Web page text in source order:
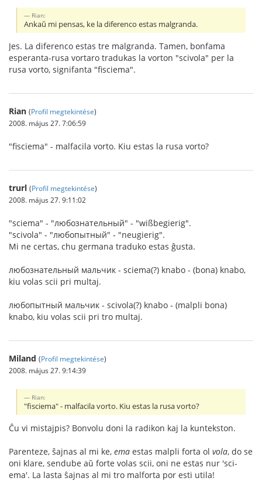
Rian:
Ankaŭ mi pensas, ke la diferenco estas malgranda.
Jes. La diferenco estas tre malgranda. Tamen, bonfama
esperanta-rusa vortaro tradukas la vorton "scivola" per la
rusa vorto, signifanta "fisciema".
Rian (Profil megtekintése)
2008. május 27. 7:06:59
"fisciema" - malfacila vorto. Kiu estas la rusa vorto?
trurl (Profil megtekintése)
2008. május 27. 9:11:02
"sciema" - "любознательный" - "wißbegierig".
"scivola" - "любопытный" - "neugierig".
Mi ne certas, chu germana traduko estas ĝusta.
любознательный мальчик - sciema(?) knabo - (bona) knabo,
kiu volas scii pri multaj.
любопытный мальчик - scivola(?) knabo - (malpli bona)
knabo, kiu volas scii pri tro multaj.
Miland (Profil megtekintése)
2008. május 27. 9:14:39
Rian:
"fisciema" - malfacila vorto. Kiu estas la rusa vorto?
Ĉu vi mistajpis? Bonvolu doni la radikon kaj la kuntekston.
Parenteze, ŝajnas al mi ke, ema estas malpli forta ol vola, do se
oni klare, sendube aŭ forte volas scii, oni ne estas nur 'sci-
ema'. La lasta ŝajnas al mi tro malforta por esti utila!